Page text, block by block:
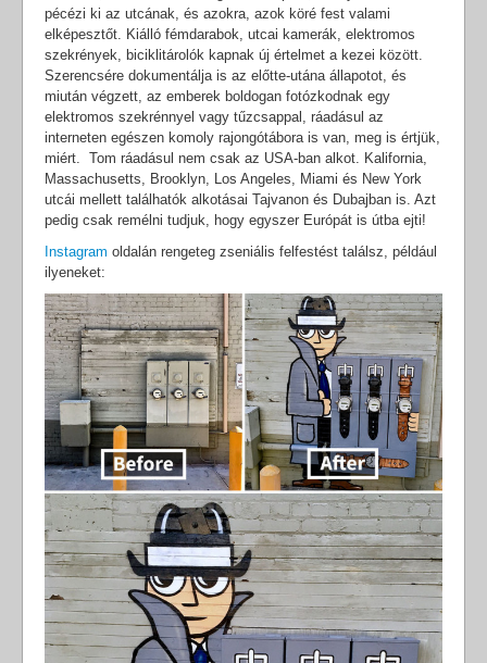
pécézi ki az utcának, és azokra, azok köré fest valami
elképesztőt. Kiálló fémdarabok, utcai kamerák, elektromos
szekrények, biciklitárolók kapnak új értelmet a kezei között.
Szerencsére dokumentálja is az előtte-utána állapotot, és
miután végzett, az emberek boldogan fotózkodnak egy
elektromos szekrénnyel vagy tűzcsappal, ráadásul az
interneten egészen komoly rajongótábora is van, meg is értjük,
miért. Tom ráadásul nem csak az USA-ban alkot. Kalifornia,
Massachusetts, Brooklyn, Los Angeles, Miami és New York
utcái mellett találhatók alkotásai Tajvanon és Dubajban is. Azt
pedig csak remélni tudjuk, hogy egyszer Európát is útba ejti!
Instagram oldalán rengeteg zseniális felfestést találsz, például
ilyeneket: